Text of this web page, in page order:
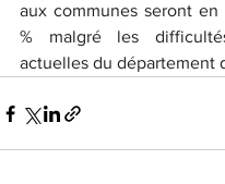
aux communes seront en
% malgré les
actuelles du département